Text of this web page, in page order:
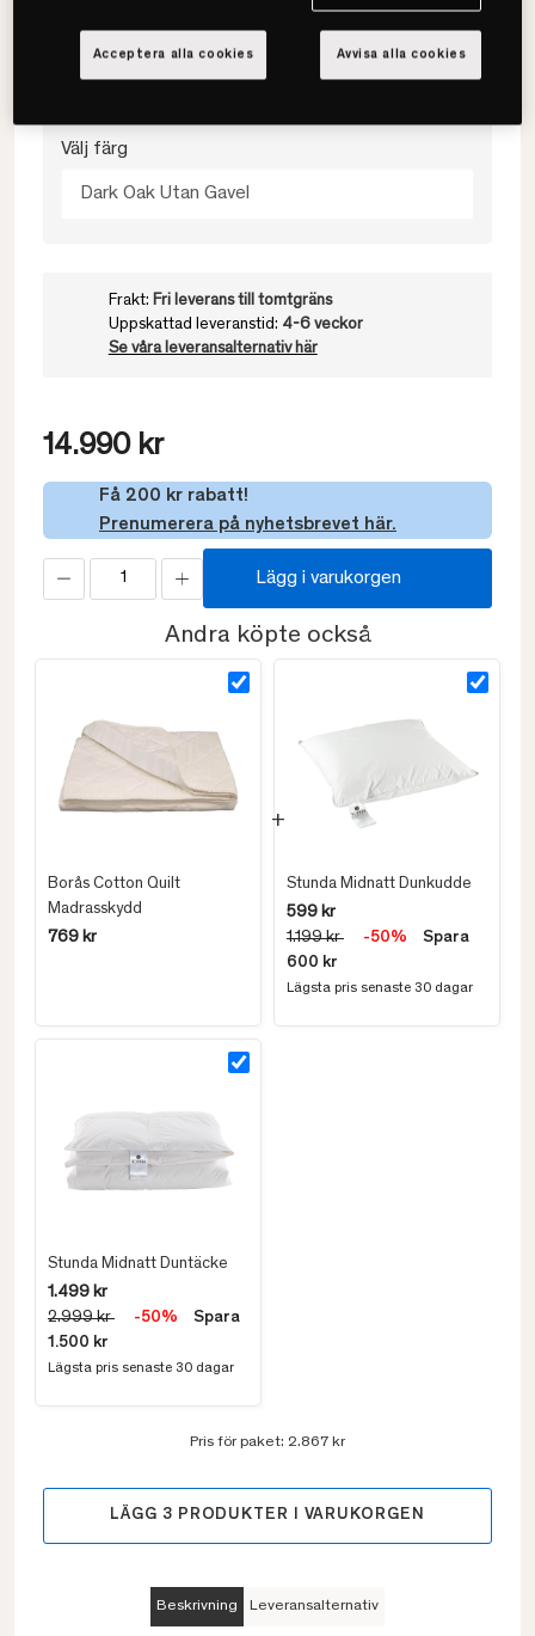
120x200
Välj färg
Dark Oak Utan Gavel
Frakt: Fri leverans till tomtgräns
Uppskattad leveranstid: 4-6 veckor
Se våra leveransalternativ här
14.990 kr
Få 200 kr rabatt!
Prenumerera på nyhetsbrevet här.
Lägg i varukorgen
Andra köpte också
Borås Cotton Quilt
Madrasskydd
769 kr
Stunda Midnatt Dunkudde
599 kr
1.199 kr
-50%
Spara
600 kr
Lägsta pris senaste 30 dagar
Stunda Midnatt Duntäcke
1.499 kr
2.999 kr
-50%
Spara
1.500 kr
Lägsta pris senaste 30 dagar
Pris för paket: 2.867 kr
LÄGG 3 PRODUKTER I VARUKORGEN
Beskrivning Leveransalternativ
Avvisa alla cookies
Acceptera alla cookies